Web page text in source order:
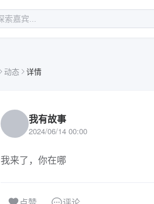
动态 详情
我有故事
2024/06/14 00:00
我来了，你在哪